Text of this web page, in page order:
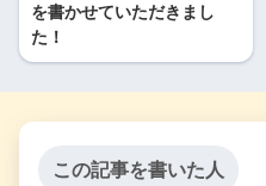
を書かせていただきまし
た！
この記事を書いた人